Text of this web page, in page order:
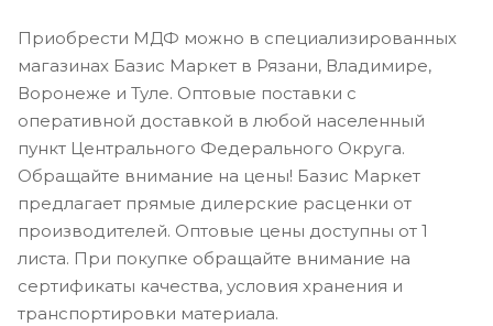
Приобрести МДФ можно в специализированных
магазинах Базис Маркет в Рязани, Владимире,
Воронеже и Туле. Оптовые поставки с
оперативной доставкой в любой населенный
пункт Центрального Федерального Округа.
Обращайте внимание на цены! Базис Маркет
предлагает прямые дилерские расценки от
производителей. Оптовые цены доступны от 1
листа. При покупке обращайте внимание на
сертификаты качества, условия хранения и
транспортировки материала.